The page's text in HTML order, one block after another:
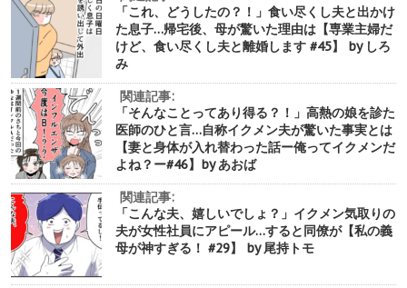
「これ、どうしたの？！」食い尽くし夫と出かけ
た息子…帰宅後、母が驚いた理由は【専業主婦だ
けど、食い尽くし夫と離婚します #45】 by しろ
み
関連記事:
「そんなことってあり得る？！」高熱の娘を診た
医師のひと言…自称イクメン夫が驚いた事実とは
【妻と身体が入れ替わった話ー俺ってイクメンだ
よね？ー#46】by あおば
関連記事:
「こんな夫、嬉しいでしょ？」イクメン気取りの
夫が女性社員にアピール…すると同僚が【私の義
母が神すぎる！ #29】 by 尾持トモ